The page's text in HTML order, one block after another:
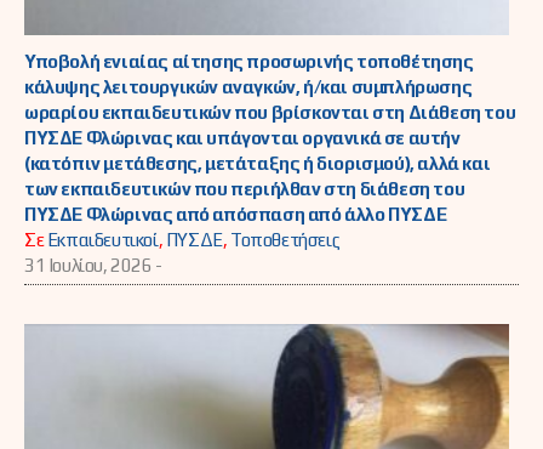
Υποβολή ενιαίας αίτησης προσωρινής τοποθέτησης
κάλυψης λειτουργικών αναγκών, ή/και συμπλήρωσης
ωραρίου εκπαιδευτικών που βρίσκονται στη Διάθεση του
ΠΥΣΔΕ Φλώρινας και υπάγονται οργανικά σε αυτήν
(κατόπιν μετάθεσης, μετάταξης ή διορισμού), αλλά και
των εκπαιδευτικών που περιήλθαν στη διάθεση του
ΠΥΣΔΕ Φλώρινας από απόσπαση από άλλο ΠΥΣΔΕ
ΣεΕκπαιδευτικοί, ΠΥΣΔΕ, Τοποθετήσεις
31 Ιουλίου, 2026 -